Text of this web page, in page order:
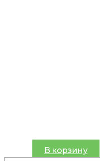
В корзину